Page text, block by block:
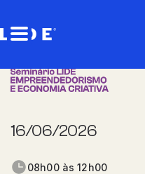
16/06/2026
08h00 às 12h00